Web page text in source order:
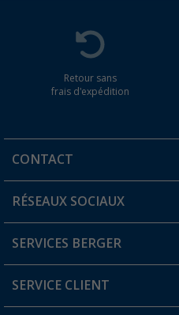
Retour sans
frais d'expédition
CONTACT
Une question ?
Trouver une magasin
RÉSEAUX SOCIAUX
SERVICES BERGER
Devenir revendeur
SERVICE CLIENT